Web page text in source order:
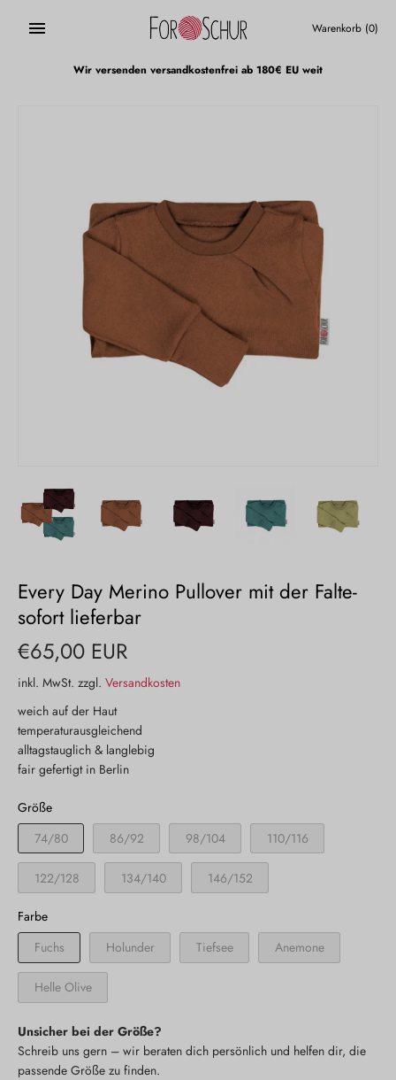
Warenkorb (0)
Wir versenden versandkostenfrei ab 180€ EU weit
Every Day Merino Pullover mit der Falte-
sofort lieferbar
€65,00 EUR
inkl. MwSt. zzgl. Versandkosten
weich auf der Haut
temperaturausgleichend
alltagstauglich & langlebig
fair gefertigt in Berlin
Größe
74/80
86/92 98/104 110/116
122/128 134/140 146/152
Farbe
Fuchs
Holunder Tiefsee Anemone
Helle Olive
Unsicher bei der Größe?
Schreib uns gern – wir beraten dich persönlich und helfen dir, die
passende Größe zu finden.